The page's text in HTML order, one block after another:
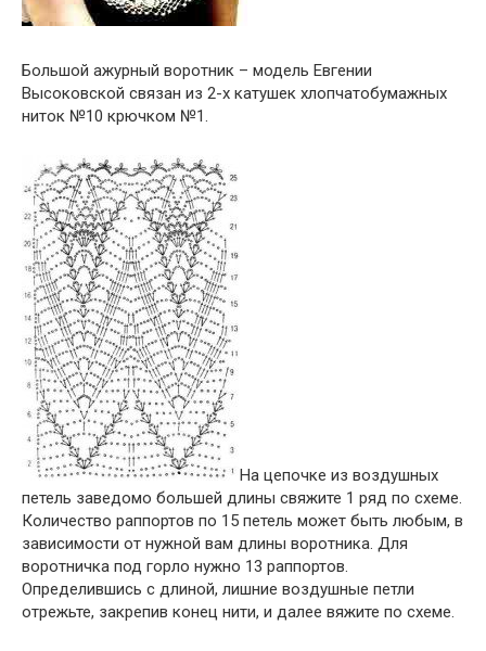
Большой ажурный воротник – модель Евгении
Высоковской связан из 2-х катушек хлопчатобумажных
ниток №10 крючком №1.
На цепочке из воздушных
петель заведомо большей длины свяжите 1 ряд по схеме.
Количество раппортов по 15 петель может быть любым, в
зависимости от нужной вам длины воротника. Для
воротничка под горло нужно 13 раппортов.
Определившись с длиной, лишние воздушные петли
отрежьте, закрепив конец нити, и далее вяжите по схеме.